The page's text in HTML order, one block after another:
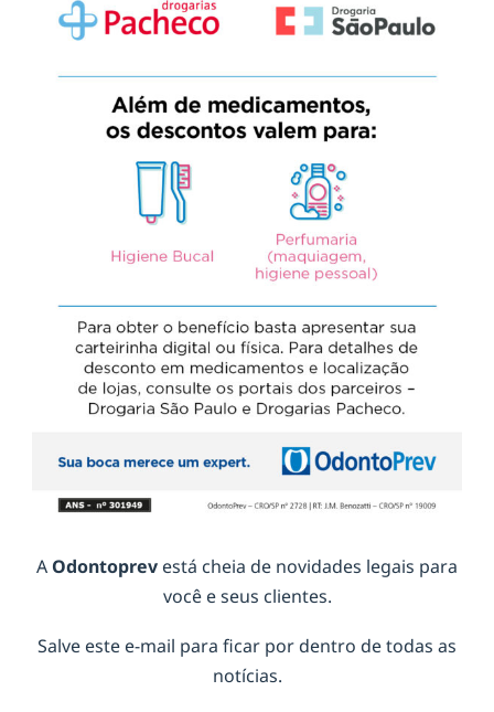
A Odontoprev está cheia de novidades legais para
você e seus clientes.
Salve este e-mail para ficar por dentro de todas as
notícias.